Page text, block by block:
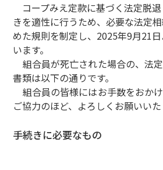
コープみえ定款に基づく法定脱
きを適性に行うため、必要な法定
めた規則を制定し、2025年9月21
います。
組合員が死亡された場合の、法
書類は以下の通りです。
組合員の皆様にはお手数をおか
ご協力のほど、よろしくお願いいた
手続きに必要なもの